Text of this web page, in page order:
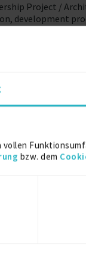
vollen
bzw. dem
Project /
development
with
OpenLayers
highlight
Knowledge